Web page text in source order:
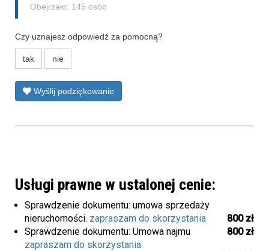
Obejrzało: 145 osób
Czy uznajesz odpowiedź za pomocną?
tak nie
Wyślij podziękowanie
Usługi prawne w ustalonej cenie:
Sprawdzenie dokumentu: umowa sprzedaży
nieruchomości.
800 zł
zapraszam do skorzystania
Sprawdzenie dokumentu: Umowa najmu
800 zł
zapraszam do skorzystania